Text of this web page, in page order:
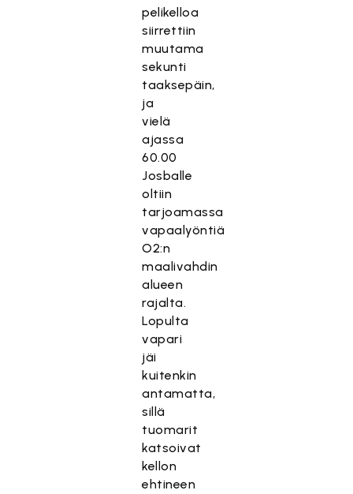
pelikelloa
siirrettiin
muutama
sekunti
taaksepäin,
ja
vielä
ajassa
60.00
Josballe
oltiin
tarjoamassa
vapaalyöntiä
O2:n
maalivahdin
alueen
rajalta.
Lopulta
vapari
jäi
kuitenkin
antamatta,
sillä
tuomarit
katsoivat
kellon
ehtineen